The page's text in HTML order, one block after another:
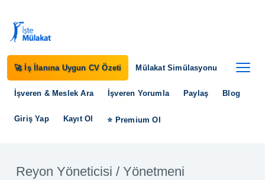
🚀 İş İlanına Uygun CV Özeti Mülakat Simülasyonu
İşveren & Meslek Ara İşveren Yorumla Paylaş Blog
Giriş Yap Kayıt Ol ⭐ Premium Ol
Reyon Yöneticisi / Yönetmeni